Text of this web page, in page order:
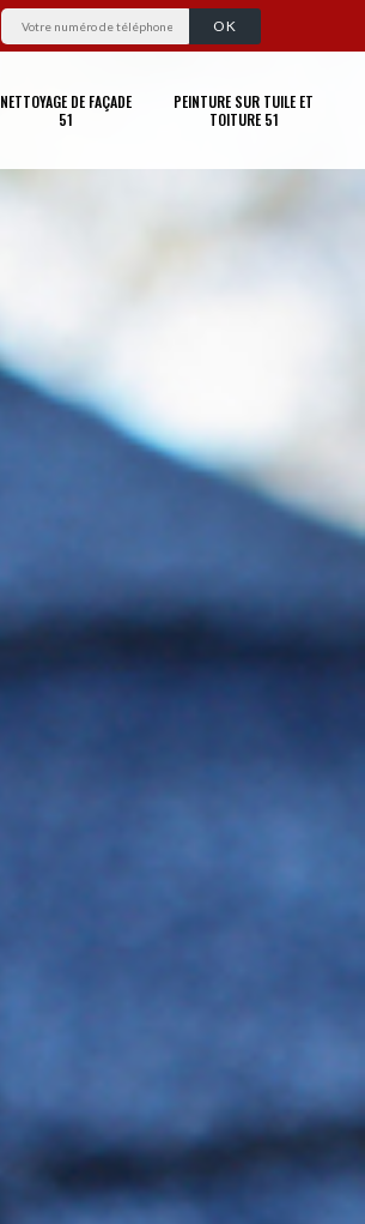
NETTOYAGE DE FAÇADE
51
PEINTURE SUR TUILE ET
TOITURE 51